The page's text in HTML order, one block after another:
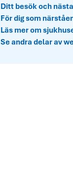
Ditt besök och
För dig som
Läs mer om
Se andra delar av